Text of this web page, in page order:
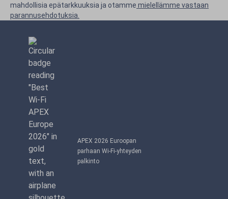
mahdollisia epätarkkuuksia ja otamme mielellämme vastaan
parannusehdotuksia.
APEX 2026 Euroopan
parhaan Wi-Fi-yhteyden
palkinto